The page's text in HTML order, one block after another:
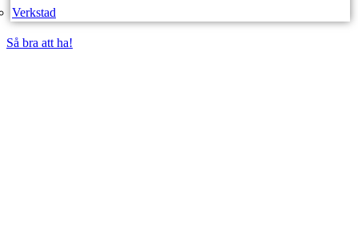
Verkstad
Så bra att ha!